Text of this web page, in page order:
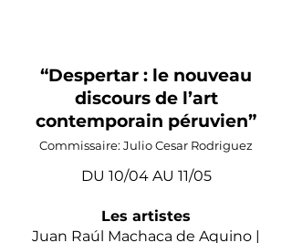
“Despertar : le nouveau
discours de l’art
contemporain péruvien”
Commissaire: Julio Cesar Rodriguez
DU 10/04 AU 11/05
Les artistes
Juan Raúl Machaca de Aquino |